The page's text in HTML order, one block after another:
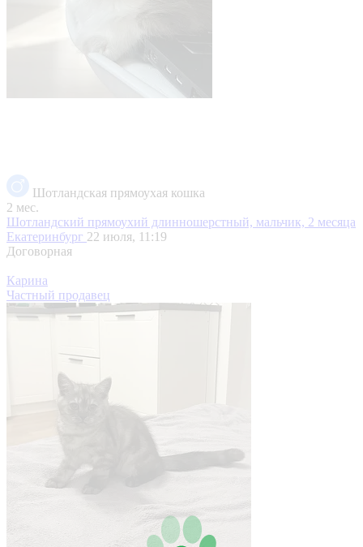
Шотландская прямоухая кошка
2 мес.
Шотландский прямоухий длинношерстный, мальчик, 2 месяца
Екатеринбург 22 июля, 11:19
Договорная
Карина
Частный продавец